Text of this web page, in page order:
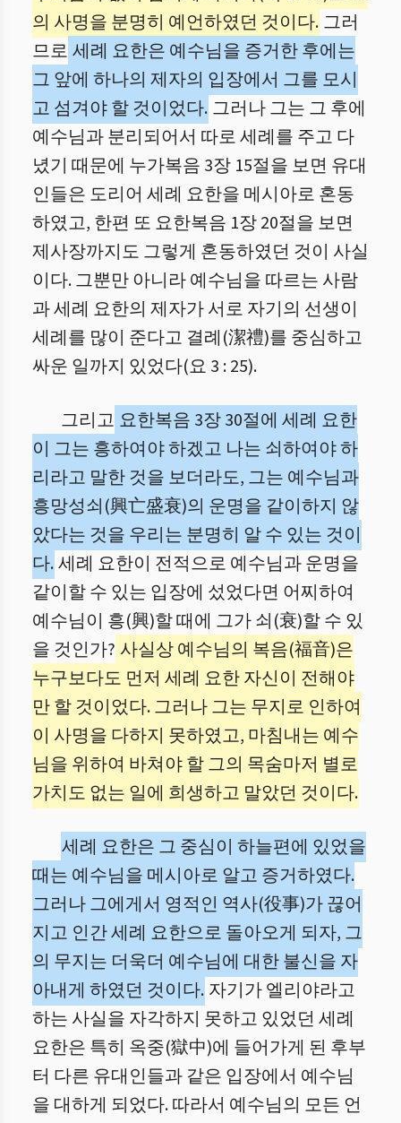
의 사명을 분명히 예언하였던 것이다. 그러
므로 세례 요한은 예수님을 증거한 후에는
그 앞에 하나의 제자의 입장에서 그를 모시
고 섬겨야 할 것이었다. 그러나 그는 그 후에
예수님과 분리되어서 따로 세례를 주고 다
녔기 때문에 누가복음 3장 15절을 보면 유대
인들은 도리어 세례 요한을 메시아로 혼동
하였고, 한편 또 요한복음 1장 20절을 보면
제사장까지도 그렇게 혼동하였던 것이 사실
이다. 그뿐만 아니라 예수님을 따르는 사람
과 세례 요한의 제자가 서로 자기의 선생이
세례를 많이 준다고 결례(潔禮)를 중심하고
싸운 일까지 있었다(요 3 : 25).
그리고 요한복음 3장 30절에 세례 요한
이 그는 흥하여야 하겠고 나는 쇠하여야 하
리라고 말한 것을 보더라도, 그는 예수님과
흥망성쇠(興亡盛衰)의 운명을 같이하지 않
았다는 것을 우리는 분명히 알 수 있는 것이
다.세례 요한이 전적으로 예수님과 운명을
같이할 수 있는 입장에 섰었다면 어찌하여
예수님이 흥(興)할 때에 그가 쇠(衰)할 수 있
을 것인가? 사실상 예수님의 복음(福音)은
누구보다도 먼저 세례 요한 자신이 전해야
만 할 것이었다. 그러나 그는 무지로 인하여
이 사명을 다하지 못하였고, 마침내는 예수
님을 위하여 바쳐야 할 그의 목숨마저 별로
가치도 없는 일에 희생하고 말았던 것이다.
세례 요한은 그 중심이 하늘편에 있었을
때는 예수님을 메시아로 알고 증거하였다.
그러나 그에게서 영적인 역사(役事)가 끊어
지고 인간 세례 요한으로 돌아오게 되자, 그
의 무지는 더욱더 예수님에 대한 불신을 자
아내게 하였던 것이다. 자기가 엘리야라고
하는 사실을 자각하지 못하고 있었던 세례
요한은 특히 옥중(獄中)에 들어가게 된 후부
터 다른 유대인들과 같은 입장에서 예수님
을 대하게 되었다. 따라서 예수님의 모든 언